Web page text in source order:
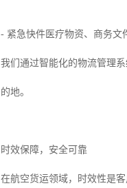
- 紧急快件医疗物资、商务文
我们通过智能化的物流管理
的地。
时效保障，安全可靠
在航空货运领域，时效性是